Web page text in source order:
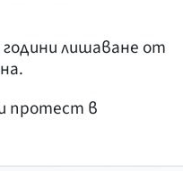
лишаване от
протест в